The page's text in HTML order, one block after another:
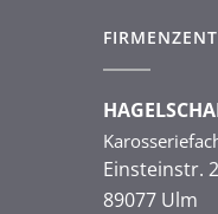
Einsteinstr.
89077 Ulm